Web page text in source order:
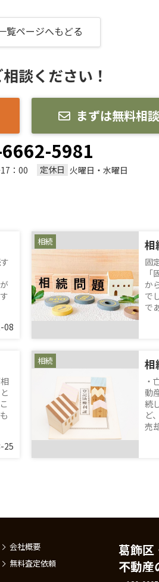
覧ページへもどる
談ください！
まずは無料相
5981
：00 定休日 火曜日・水曜日
08
相続 相
固
か
で
で
25
相続
・
動
続
ど
売
会社概要
無料査定依頼
葛飾区
不動産